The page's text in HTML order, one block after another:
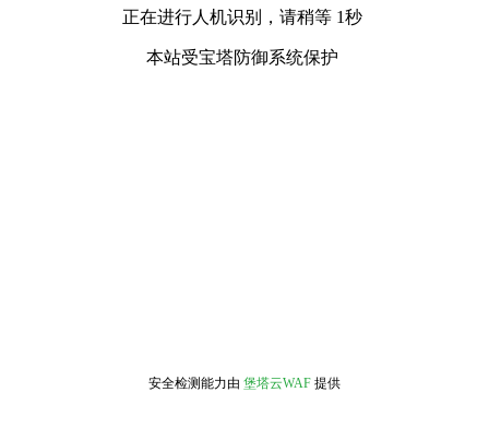
正在进行人机识别，请稍等 1秒
本站受宝塔防御系统保护
安全检测能力由 堡塔云WAF 提供